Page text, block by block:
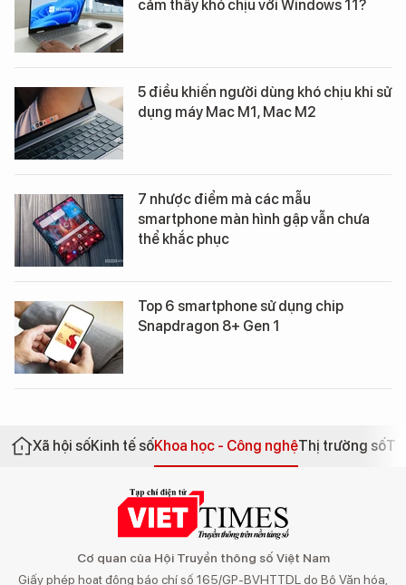
cảm thấy khó chịu với Windows 11?
5 điều khiến người dùng khó chịu khi sử
dụng máy Mac M1, Mac M2
7 nhược điểm mà các mẫu
smartphone màn hình gập vẫn chưa
thể khắc phục
Top 6 smartphone sử dụng chip
Snapdragon 8+ Gen 1
Xã hội sốKinh tế sốKhoa học - Công nghệThị trường số
Cơ quan của Hội Truyền thông số Việt Nam
Giấy phép hoạt động báo chí số 165/GP-BVHTTDL do Bộ Văn hóa,